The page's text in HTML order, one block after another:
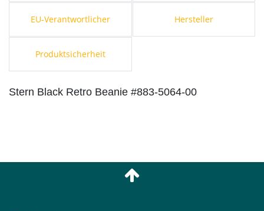
EU-Verantwortlicher Hersteller
Produktsicherheit
Stern Black Retro Beanie #883-5064-00